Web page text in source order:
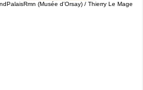
(Musée d'Orsay) / Thierry Le Mage